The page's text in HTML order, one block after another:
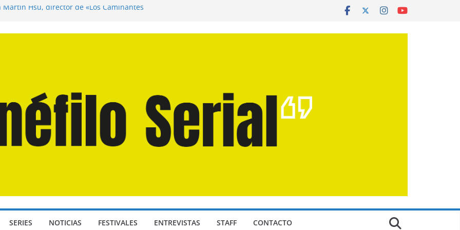
Martín Hsu, director de «Los Caminantes
SERIES NOTICIAS FESTIVALES ENTREVISTAS STAFF CONTACTO